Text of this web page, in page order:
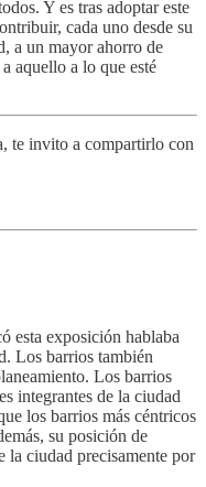
Y es tras adoptar este
cada uno desde su
a un mayor ahorro de
aquello a lo que esté
te invito a compartirlo con
esta exposición hablaba
Los barrios también
Los barrios
integrantes de la ciudad
los barrios más céntricos
su posición de
la ciudad precisamente por